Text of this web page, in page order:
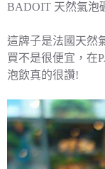
BADOIT 天然氣泡
這牌子是法國天然
買不是很便宜，在
泡飲真的很讚!